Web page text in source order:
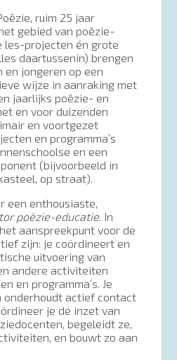
ruim 25 jaar
gebied van poëzie-
les-projecten én grote
daartussenin) brengen
jongeren op een
wijze in aanraking met
jaarlijks poëzie- en
en voor duizenden
en voortgezet
en programma’s
en een
(bijvoorbeeld in
op straat).
een enthousiaste,
poëzie-educatie . In
aanspreekpunt voor de
zijn: je coördineert en
uitvoering van
andere activiteiten
en programma’s. Je
onderhoudt actief contact
je de inzet van
begeleidt ze,
en bouwt zo aan